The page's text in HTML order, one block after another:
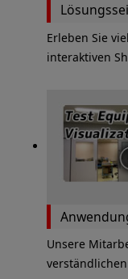
Erleben Sie
interaktiven
Unsere
verständlichen